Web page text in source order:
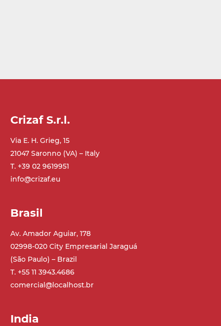
Crizaf S.r.l.
Via E. H. Grieg, 15
21047 Saronno (VA) – Italy
T. +39 02 9619951
info@crizaf.eu
Brasil
Av. Amador Aguiar, 178
02998-020 City Empresarial Jaraguá
(São Paulo) – Brazil
T. +55 11 3943.4686
comercial@localhost.br
India